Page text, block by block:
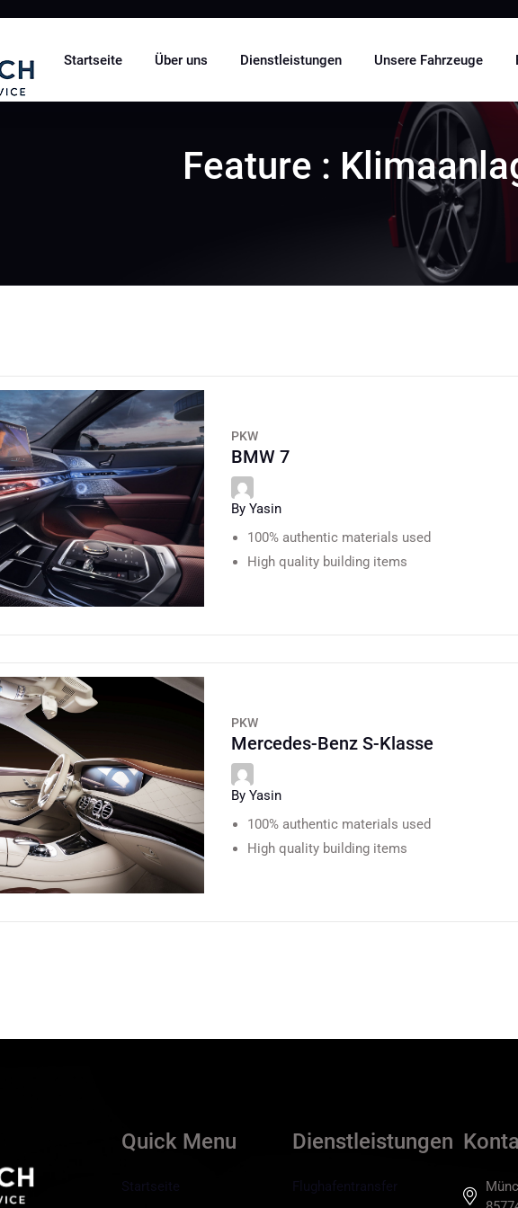
Startseite Über uns Dienstleistungen Unsere Fahrzeuge
Feature :
PKW
BMW 7
By Yasin
100% authentic materials used
High quality building items
PKW
Mercedes-Benz S-Klasse
By Yasin
100% authentic materials used
High quality building items
Quick Menu
Startseite
Dienstleistungen
Flughafentransfer